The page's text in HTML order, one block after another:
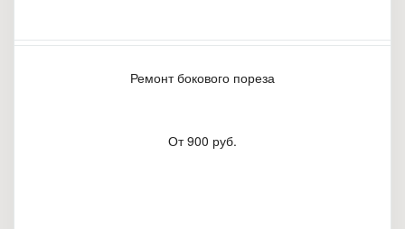
Ремонт бокового пореза
От 900 руб.